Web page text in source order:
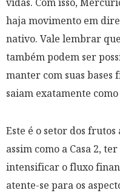
haja movimento em
nativo. Vale lembrar
também podem ser
manter com suas bases
saiam exatamente
Este é o setor dos
assim como a Casa 2,
intensificar o fluxo
atente-se para os